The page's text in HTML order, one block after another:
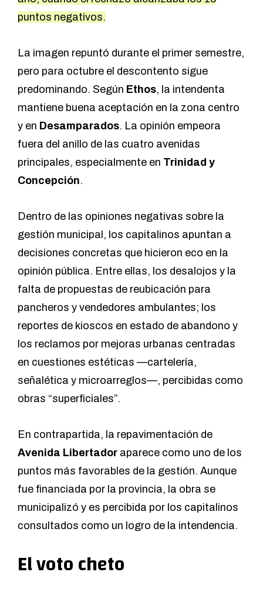
puntos negativos.
La imagen repuntó durante el primer semestre,
pero para octubre el descontento sigue
predominando. Según Ethos, la intendenta
mantiene buena aceptación en la zona centro
y en Desamparados. La opinión empeora
fuera del anillo de las cuatro avenidas
principales, especialmente en Trinidad y
Concepción.
Dentro de las opiniones negativas sobre la
gestión municipal, los capitalinos apuntan a
decisiones concretas que hicieron eco en la
opinión pública. Entre ellas, los desalojos y la
falta de propuestas de reubicación para
pancheros y vendedores ambulantes; los
reportes de kioscos en estado de abandono y
los reclamos por mejoras urbanas centradas
en cuestiones estéticas —cartelería,
señalética y microarreglos—, percibidas como
obras “superficiales”.
En contrapartida, la repavimentación de
Avenida Libertador aparece como uno de los
puntos más favorables de la gestión. Aunque
fue financiada por la provincia, la obra se
municipalizó y es percibida por los capitalinos
consultados como un logro de la intendencia.
El voto cheto